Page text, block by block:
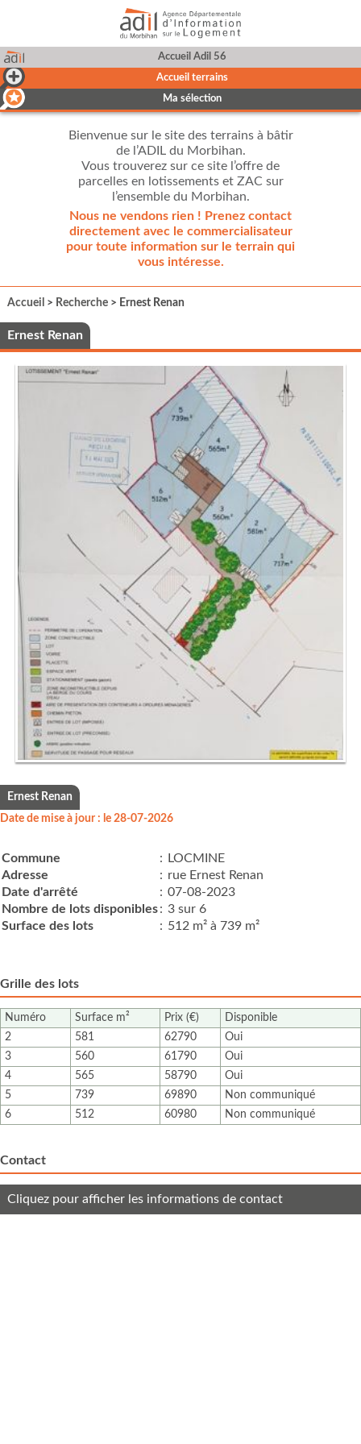
Accueil Adil 56
Accueil terrains
Ma sélection
Bienvenue sur le site des terrains à bâtir
de l’ADIL du Morbihan.
Vous trouverez sur ce site l’offre de
parcelles en lotissements et ZAC sur
l’ensemble du Morbihan.
Nous ne vendons rien ! Prenez contact
directement avec le commercialisateur
pour toute information sur le terrain qui
vous intéresse.
Accueil > Recherche> Ernest Renan
Ernest Renan
Ernest Renan
Date de mise à jour : le 28-07-2026
Commune :
LOCMINE
Adresse
: rue Ernest Renan
Date d'arrêté
: 07-08-2023
Nombre de lots disponibles: 3 sur 6
Surface des lots
: 512 m² à 739 m²
Grille des lots
Numéro Surface m² Prix (€)
Disponible
2
581 62790
Oui
3
560 61790
Oui
4
565 58790
Oui
5
739 69890
Non communiqué
6
512 60980 Non communiqué
Contact
Cliquez pour afficher les informations de contact